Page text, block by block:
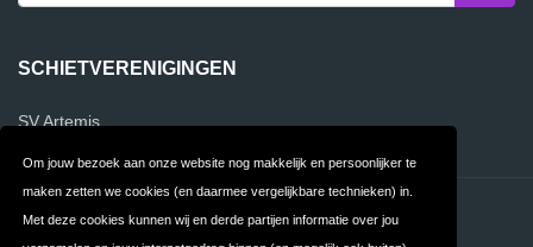
Om jouw bezoek aan onze website nog makkelijk en persoonlijker te
maken zetten we cookies (en daarmee vergelijkbare technieken) in.
Met deze cookies kunnen wij en derde partijen informatie over jou
SCHIETVERENIGINGEN
SV Artemis
Contact Privacy